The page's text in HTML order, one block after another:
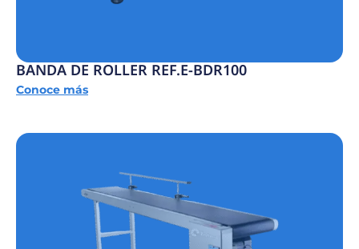
BANDA DE ROLLER REF.E-BDR100
Conoce más